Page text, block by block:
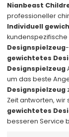
Nianbeast
professioneller
Individuell
Designspielzeug
gewichtetes
Designspielzeug
um das beste
Designspielzeug
Zeit antworten, wir
gewichtetes
besseren Service